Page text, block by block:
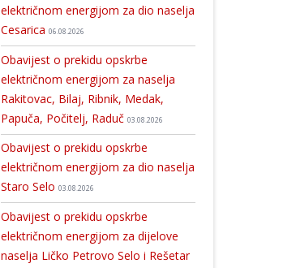
električnom energijom za dio naselja
Cesarica 06.08.2026
Obavijest o prekidu opskrbe
električnom energijom za naselja
Rakitovac, Bilaj, Ribnik, Medak,
Papuča, Počitelj, Raduč 03.08.2026
Obavijest o prekidu opskrbe
električnom energijom za dio naselja
Staro Selo 03.08.2026
Obavijest o prekidu opskrbe
električnom energijom za dijelove
naselja Ličko Petrovo Selo i Rešetar